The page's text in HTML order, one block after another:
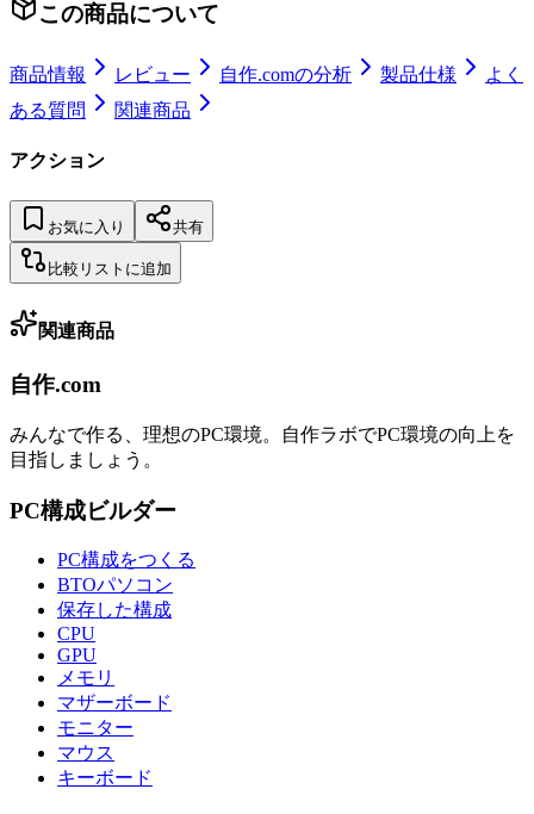
この商品について
商品情報 レビュー 自作.comの分析 製品仕様
よく
ある質問
関連商品
アクション
お気に入り 共有
比較リストに追加
関連商品
自作.com
みんなで作る、理想のPC環境。 自作ラボでPC環境の向上を
目指しましょう。
PC構成ビルダー
PC構成をつくる
BTOパソコン
保存した構成
CPU
GPU
メモリ
マザーボード
モニター
マウス
キーボード